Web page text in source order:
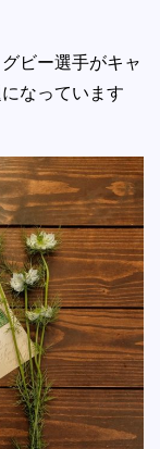
ビー選手がキャ
なっています